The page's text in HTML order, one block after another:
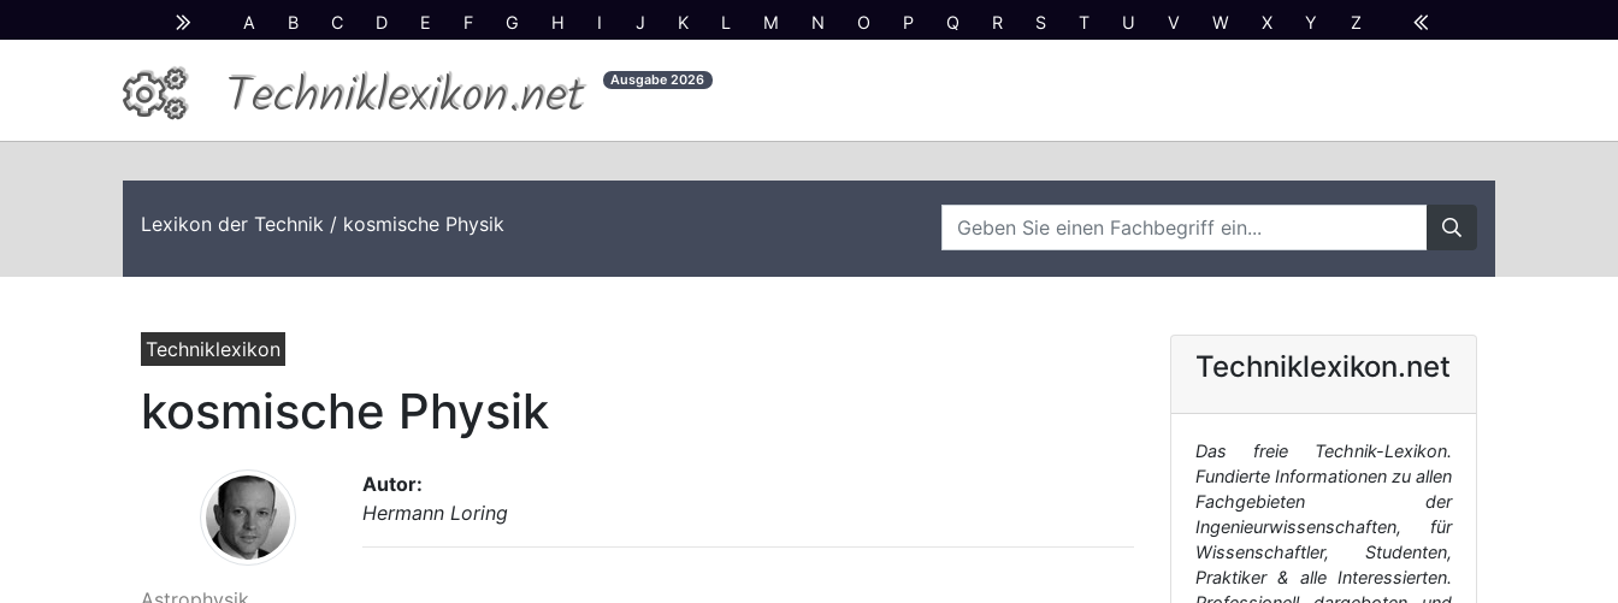
A B C D E F G H I J K L M N O P Q R S T U V W X Y Z
Techniklexikon.net Ausgabe2026
Lexikon der Technik / kosmische Physik
Techniklexikon
kosmische Physik
Autor:
Hermann Loring
Techniklexikon.net
Das freie Technik-Lexikon.
Fundierte Informationen zu allen
Fachgebieten der
Ingenieurwissenschaften, für
Wissenschaftler, Studenten,
Praktiker & alle Interessierten.